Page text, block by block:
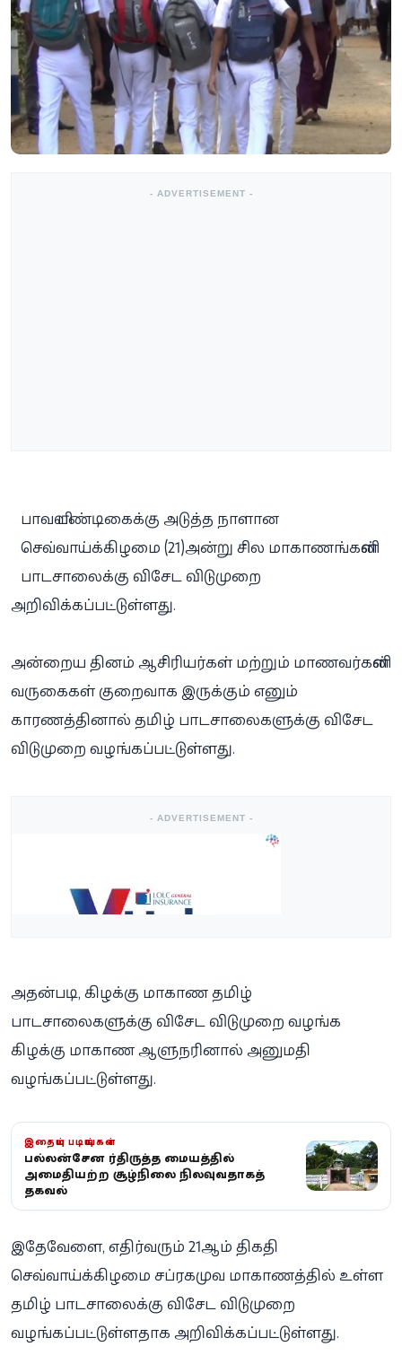
- ADVERTISEMENT -
பாவளி பண்டிகைக்கு அடுத்த நாளான
செவ்வாய்க்கிழமை (21)அன்று சில மாகாணங்களின்
பாடசாலைக்கு விசேட விடுமுறை
அறிவிக்கப்பட்டுள்ளது.
அன்றைய தினம் ஆசிரியர்கள் மற்றும் மாணவர்களின்
வருகைகள் குறைவாக இருக்கும் எனும்
காரணத்தினால் தமிழ் பாடசாலைகளுக்கு விசேட
விடுமுறை வழங்கப்பட்டுள்ளது.
- ADVERTISEMENT -
அதன்படி, கிழக்கு மாகாண தமிழ்
பாடசாலைகளுக்கு விசேட விடுமுறை வழங்க
கிழக்கு மாகாண ஆளுநரினால் அனுமதி
வழங்கப்பட்டுள்ளது.
இதையும் படியுங்கள்
பல்லன்சேன சீர்திருத்த மையத்தில்
அமைதியற்ற சூழ்நிலை நிலவுவதாகத்
தகவல்
இதேவேளை, எதிர்வரும் 21ஆம் திகதி
செவ்வாய்க்கிழமை சப்ரகமுவ மாகாணத்தில் உள்ள
தமிழ் பாடசாலைக்கு விசேட விடுமுறை
வழங்கப்பட்டுள்ளதாக அறிவிக்கப்பட்டுள்ளது.